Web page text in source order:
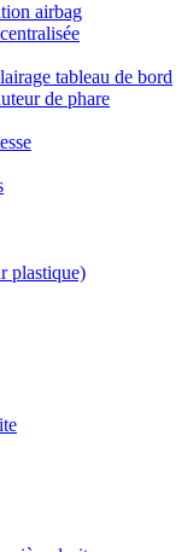
airbag
tableau de bord
de phare
plastique)